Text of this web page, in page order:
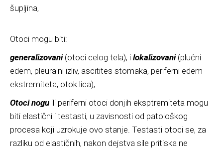
šupljina,
Otoci mogu biti:
generalizovani (otoci celog tela), i lokalizovani(plućni
edem, pleuralni izliv, ascitites stomaka, periferni edem
ekstremiteta, otok lica),
Otoci nogu ili periferni otoci donjih eksptremiteta mogu
biti elastični i testasti, u zavisnosti od patološkog
procesa koji uzrokuje ovo stanje. Testasti otoci se, za
razliku od elastičnih, nakon dejstva sile pritiska ne